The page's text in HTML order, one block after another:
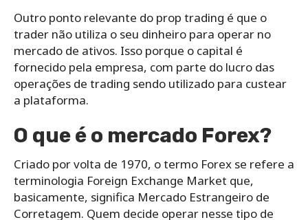
Outro ponto relevante do prop trading é que o
trader não utiliza o seu dinheiro para operar no
mercado de ativos. Isso porque o capital é
fornecido pela empresa, com parte do lucro das
operações de trading sendo utilizado para custear
a plataforma.
O que é o mercado Forex?
Criado por volta de 1970, o termo Forex se refere a
terminologia Foreign Exchange Market que,
basicamente, significa Mercado Estrangeiro de
Corretagem. Quem decide operar nesse tipo de